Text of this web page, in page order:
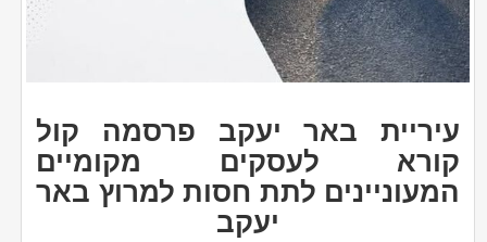
עיריית באר יעקב פרסמה קול
קורא לעסקים מקומיים
המעוניינים לתת חסות למרוץ באר
יעקב